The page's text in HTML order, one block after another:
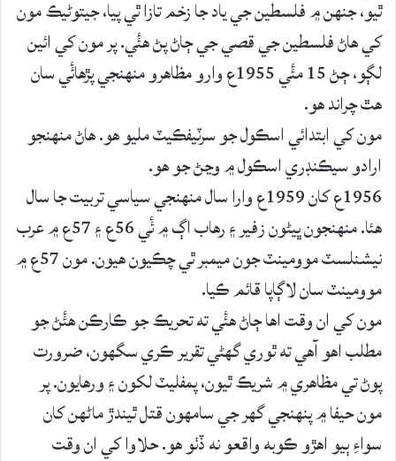
ٿيو، جنھن ۾ فلسطين جي ياد جا زخم تازا ٿي پيا، جيتوڻيڪ مون
کي ھاڻ فلسطين جي قصي جي ڄاڻ پڻ ھئٔي. پر مون کي ائين
لڳو، ڄڻ 15 مئٔي 1955ع وارو مظاھرو منھنجي پڙھائٔي سان
ھٿ چراند ھو.
مون کي ابتدائي اسڪول جو سرٽيفڪيٽ مليو ھو. ھاڻ منھنجو
ارادو سيڪنڊري اسڪول ۾ وڃڻ جو ھو.
1956ع کان 1959ع وارا سال منھنجي سياسي تربيت جا سال
ھئا. منھنجون ڀيڻون زفير ۽ رھاب اڳ ۾ ئٔي 56ع ۽ 57ع ۾ عرب
نيشنلسٽ موومينٽ جون ميمبر ٿي چڪيون ھيون. مون 57ع ۾
موومينٽ سان لاڳاپا قائم ڪيا.
مون کي ان وقت اها ڄاڻ ھئٔي ته تحريڪ جو ڪارڪن ھئٔڻ جو
مطلب اهو آھي ته ٿوري گھڻي تقرير ڪري سگھون، ضرورت
پوڻ تي مظاھري ۾ شريڪ ٿيون، پمفليٽ لکون ۽ ورھايون. پر
مون حيفا ۾ پنهنجي گھر جي سامھون قتل ٿيندڙ ماڻھن کان
سواءِ ٻيو اھڙو ڪوبه واقعو نه ڏٺو ھو. حلاوا کي ان وقت